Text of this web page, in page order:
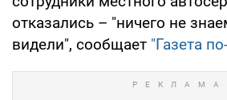
отказались – "ничего не
видели", сообщает "Газета